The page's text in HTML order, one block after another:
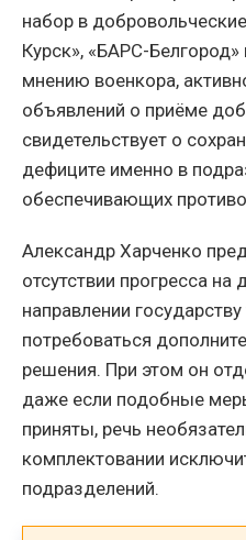
набор в
Курск», «БАРС-
мнению военкора,
объявлений о приёме
свидетельствует о
дефиците именно в
обеспечивающих
Александр Харченко
отсутствии прогресса
направлении
потребоваться
решения. При этом он
даже если подобные
приняты, речь
комплектовании
подразделений.